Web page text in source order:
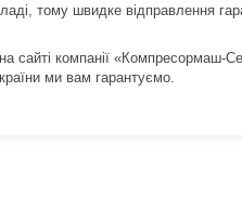
тому швидке відправлення
сайті компанії «Компресормаш-
ми вам гарантуємо.